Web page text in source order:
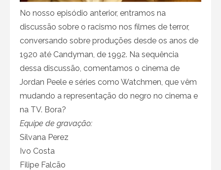
No nosso episódio anterior, entramos na
discussão sobre o racismo nos filmes de terror,
conversando sobre produções desde os anos de
1920 até Candyman, de 1992. Na sequência
dessa discussão, comentamos o cinema de
Jordan Peele e séries como Watchmen, que vêm
mudando a representação do negro no cinema e
na TV. Bora?
Equipe de gravação:
Silvana Perez
Ivo Costa
Filipe Falcão